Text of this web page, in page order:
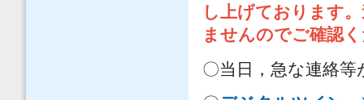
し上げております
ませんのでご確認
〇当日，急な連絡